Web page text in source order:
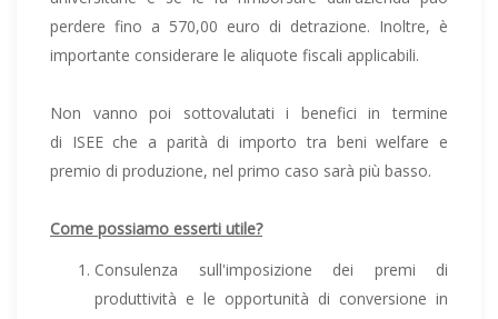
perdere fino a 570,00 euro di detrazione. Inoltre, è
importante considerare le aliquote fiscali applicabili.
Non vanno poi sottovalutati i benefici in termine
di ISEE che a parità di importo tra beni welfare e
premio di produzione, nel primo caso sarà più basso.
Come possiamo esserti utile?
Consulenza sull'imposizione dei premi di
produttività e le opportunità di conversione in